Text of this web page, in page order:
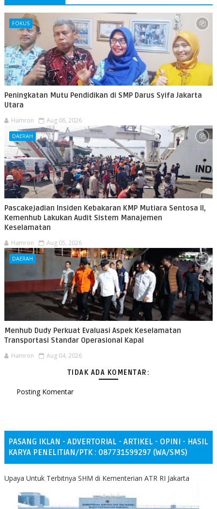
FOKUS
Peningkatan Mutu Pendidikan di SMP Darus Syifa Jakarta
Utara
Hamron Aug 06, 2026
DAERAH
Pascakejadian Insiden Kebakaran KMP Mutiara Sentosa II,
Kemenhub Lakukan Audit Sistem Manajemen
Keselamatan
Hamron Aug 05, 2026
DAERAH
Menhub Dudy Perkuat Evaluasi Aspek Keselamatan
Transportasi Standar Operasional Kapal
Hamron Aug 04, 2026
TIDAK ADA KOMENTAR:
Posting Komentar
PASANG IKLAN - ADVERTORIAL - ARTIKEL - OPINI - HASIL
KARYA PENELITIAN/PTK : 087731599297 (WA/SMS)
Upaya Untuk Terbitnya SHM di Kementerian ATR RI Jakarta